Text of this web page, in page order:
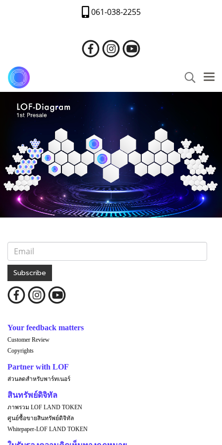
061-038-2255
Subscribe
Your feedback matters
Customer Review
Copyrights
Partner with LOF
ส่วนลดสำหรับพาร์ทเนอร์
สินทรัพย์ดิจิทัล
ภาพรวม LOF LAND TOKEN
ศูนย์ซื้อขายสินทรัพย์ดิจิทัล
Whitepaper-LOF LAND TOKEN